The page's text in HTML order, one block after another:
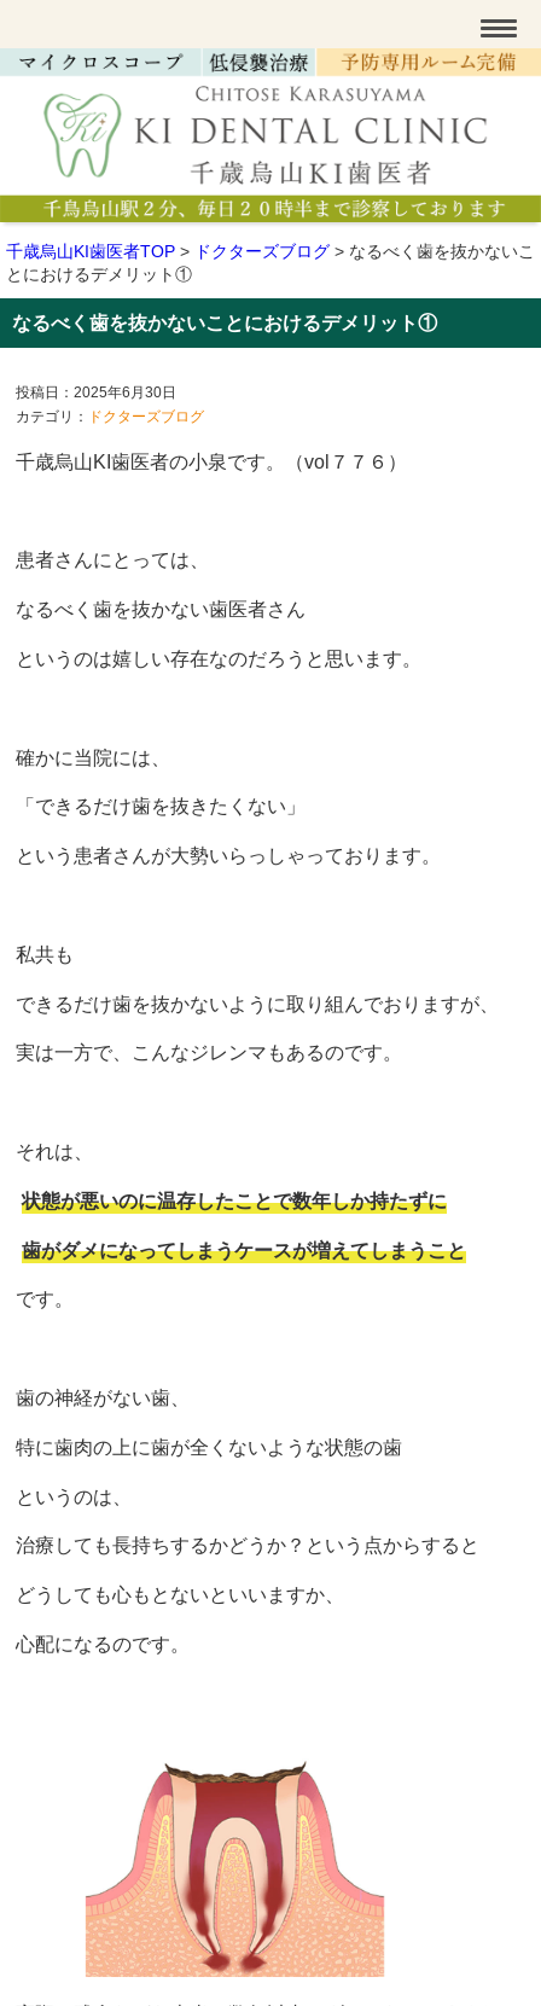
千歳烏山KI歯医者TOP > ドクターズブログ > なるべく歯を抜かないこ
とにおけるデメリット①
なるべく歯を抜かないことにおけるデメリット①
投稿日：2025年6月30日
カテゴリ：
ドクターズブログ
千歳烏山KI歯医者の小泉です。（vol７７６ ）
患者さんにとっては、
なるべく歯を抜かない歯医者さん
というのは嬉しい存在なのだろうと思います。
確かに当院には、
「できるだけ歯を抜きたくない」
という患者さんが大勢いらっしゃっております。
私共も
できるだけ歯を抜かないように取り組んでおりますが、
実は一方で、こんなジレンマもあるのです。
それは、
状態が悪いのに温存したことで数年しか持たずに
歯がダメになってしまうケースが増えてしまうこと
です。
歯の神経がない歯、
特に歯肉の上に歯が全くないような状態の歯
というのは、
治療しても長持ちするかどうか？という点からすると
どうしても心もとないといいますか、
心配になるのです。